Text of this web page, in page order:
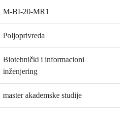
M-BI-20-MR1
Poljoprivreda
Biotehnički i informacioni
inženjering
master akademske studije